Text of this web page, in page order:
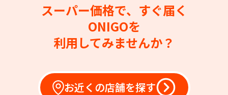
スーパー価格で、すぐ届く
ONIGOを
利用してみませんか？
お近くの店舗を探す